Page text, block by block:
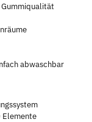
abwaschbar
Elemente